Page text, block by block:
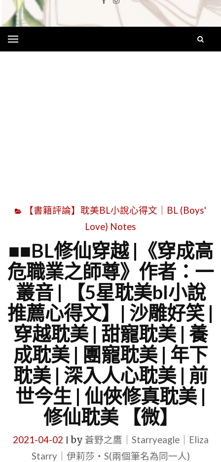
【書籍評論】耽美BL小說心得文｜BL (Boys'
Love) Notes
■■BL修仙穿越 |《穿成高
危職業之師尊》作者：一
叢音 | 【5星耽美bl小說
推薦心得文】| 沙雕好笑 |
穿越耽美 | 甜寵耽美 | 養
成耽美 | 團寵耽美 | 年下
耽美 | 深入人心耽美 | 前
世今生 | 仙俠修真耽美 |
修仙耽美 【微】
2021-04-02 by 蒼野之鷹｜Starryeagle｜Eliza
Starry｜伊莉莎・S(兩個筆名為同一人)